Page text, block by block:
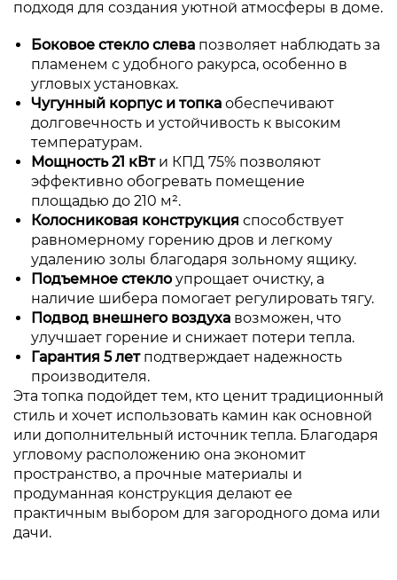
подходя для создания уютной атмосферы в доме.
Боковое стекло слева позволяет наблюдать за
пламенем с удобного ракурса, особенно в
угловых установках.
Чугунный корпус и топка обеспечивают
долговечность и устойчивость к высоким
температурам.
Мощность 21 кВти КПД 75% позволяют
эффективно обогревать помещение
площадью до 210 м².
Колосниковая конструкция способствует
равномерному горению дров и легкому
удалению золы благодаря зольному ящику.
Подъемное стеклоупрощает очистку, а
наличие шибера помогает регулировать тягу.
Подвод внешнего воздуха возможен, что
улучшает горение и снижает потери тепла.
Гарантия 5 летподтверждает надежность
производителя.
Эта топка подойдет тем, кто ценит традиционный
стиль и хочет использовать камин как основной
или дополнительный источник тепла. Благодаря
угловому расположению она экономит
пространство, а прочные материалы и
продуманная конструкция делают ее
практичным выбором для загородного дома или
дачи.